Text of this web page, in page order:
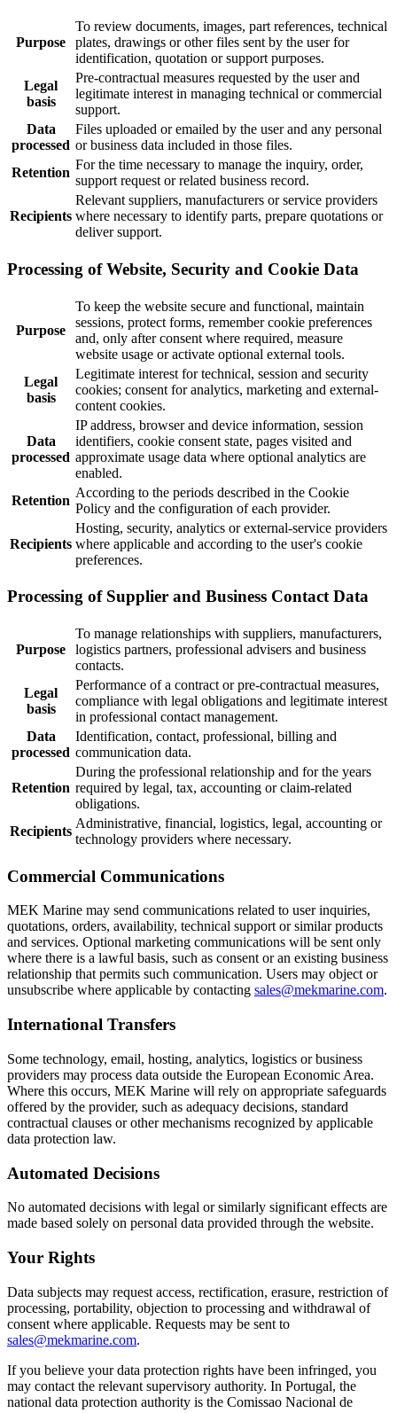
Purpose
To review documents, images, part references, technical
plates, drawings or other files sent by the user for
identification, quotation or support purposes.
Legal
basis
Pre-contractual measures requested by the user and
legitimate interest in managing technical or commercial
support.
Data
processed
Files uploaded or emailed by the user and any personal
or business data included in those files.
Retention
For the time necessary to manage the inquiry, order,
support request or related business record.
Recipients
Relevant suppliers, manufacturers or service providers
where necessary to identify parts, prepare quotations or
deliver support.
Processing of Website, Security and Cookie Data
Purpose
To keep the website secure and functional, maintain
sessions, protect forms, remember cookie preferences
and, only after consent where required, measure
website usage or activate optional external tools.
Legal
basis
Legitimate interest for technical, session and security
cookies; consent for analytics, marketing and external-
content cookies.
Data
processed
IP address, browser and device information, session
identifiers, cookie consent state, pages visited and
approximate usage data where optional analytics are
enabled.
Retention
According to the periods described in the Cookie
Policy and the configuration of each provider.
Recipients
Hosting, security, analytics or external-service providers
where applicable and according to the user's cookie
preferences.
Processing of Supplier and Business Contact Data
Purpose
To manage relationships with suppliers, manufacturers,
logistics partners, professional advisers and business
contacts.
Legal
basis
Performance of a contract or pre-contractual measures,
compliance with legal obligations and legitimate interest
in professional contact management.
Data
processed
Identification, contact, professional, billing and
communication data.
Retention
During the professional relationship and for the years
required by legal, tax, accounting or claim-related
obligations.
Recipients
Administrative, financial, logistics, legal, accounting or
technology providers where necessary.
Commercial Communications
MEK Marine may send communications related to user inquiries,
quotations, orders, availability, technical support or similar products
and services. Optional marketing communications will be sent only
where there is a lawful basis, such as consent or an existing business
relationship that permits such communication. Users may object or
unsubscribe where applicable by contacting sales@mekmarine.com.
International Transfers
Some technology, email, hosting, analytics, logistics or business
providers may process data outside the European Economic Area.
Where this occurs, MEK Marine will rely on appropriate safeguards
offered by the provider, such as adequacy decisions, standard
contractual clauses or other mechanisms recognized by applicable
data protection law.
Automated Decisions
No automated decisions with legal or similarly significant effects are
made based solely on personal data provided through the website.
Your Rights
Data subjects may request access, rectification, erasure, restriction of
processing, portability, objection to processing and withdrawal of
consent where applicable. Requests may be sent to
sales@mekmarine.com.
If you believe your data protection rights have been infringed, you
may contact the relevant supervisory authority. In Portugal, the
national data protection authority is the Comissao Nacional de